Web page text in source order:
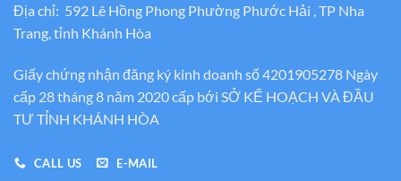
Địa chỉ: 592 Lê Hồng Phong Phường Phước Hải , TP Nha
Trang, tỉnh Khánh Hòa
Giấy chứng nhận đăng ký kinh doanh số 4201905278 Ngày
cấp 28 tháng 8 năm 2020 cấp bới SỞ KẾ HOẠCH VÀ ĐẦU
TƯ TỈNH KHÁNH HÒA
CALL US E-MAIL